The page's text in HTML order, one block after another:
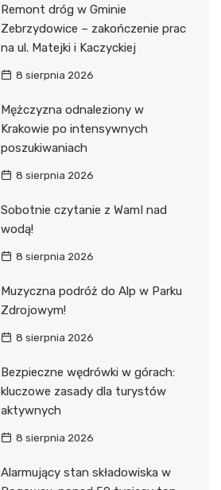
Remont dróg w Gminie
Zebrzydowice – zakończenie prac
na ul. Matejki i Kaczyckiej
8 sierpnia 2026
Mężczyzna odnaleziony w
Krakowie po intensywnych
poszukiwaniach
8 sierpnia 2026
Sobotnie czytanie z WamI nad
wodą!
8 sierpnia 2026
Muzyczna podróż do Alp w Parku
Zdrojowym!
8 sierpnia 2026
Bezpieczne wędrówki w górach:
kluczowe zasady dla turystów
aktywnych
8 sierpnia 2026
Alarmujący stan składowiska w